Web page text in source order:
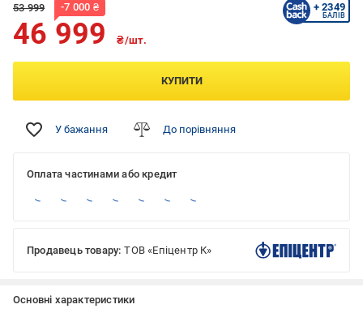
53 999 -7 000 ₴
46 999 ₴/шт.
+ 2349
БАЛІВ
КУПИТИ
У бажання До порівняння
Оплата частинами або кредит
Продавець товару: ТОВ «Епіцентр К»
Основні характеристики